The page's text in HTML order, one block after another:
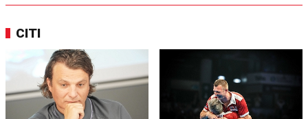
CITI